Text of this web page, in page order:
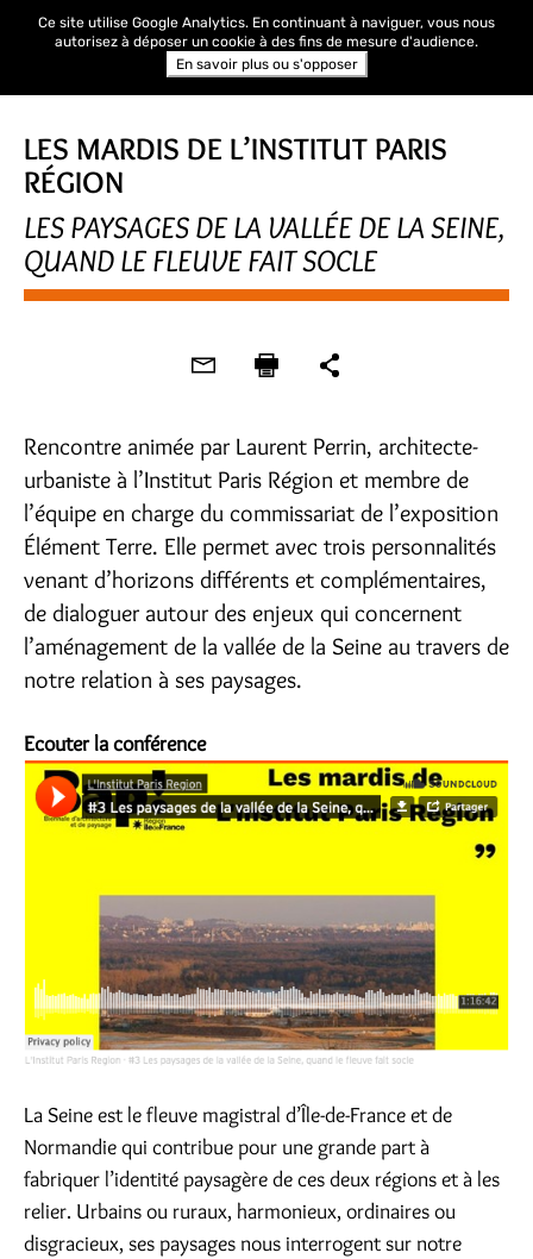
LES MARDIS DE L’INSTITUT PARIS
RÉGION
LES PAYSAGES DE LA VALLÉE DE LA SEINE,
QUAND LE FLEUVE FAIT SOCLE
Rencontre animée par Laurent Perrin, architecte-
urbaniste à l’Institut Paris Région et membre de
l’équipe en charge du commissariat de l’exposition
Élément Terre. Elle permet avec trois personnalités
venant d’horizons différents et complémentaires,
de dialoguer autour des enjeux qui concernent
l’aménagement de la vallée de la Seine au travers de
notre relation à ses paysages.
Ecouter la conférence
La Seine est le fleuve magistral d’Île-de-France et de
Normandie qui contribue pour une grande part à
fabriquer l’identité paysagère de ces deux régions et à les
relier. Urbains ou ruraux, harmonieux, ordinaires ou
disgracieux, ses paysages nous interrogent sur notre
Ce site utilise Google Analytics. En continuant à naviguer, vous nous
autorisez à déposer un cookie à des fins de mesure d'audience.
En savoir plus ou s'opposer